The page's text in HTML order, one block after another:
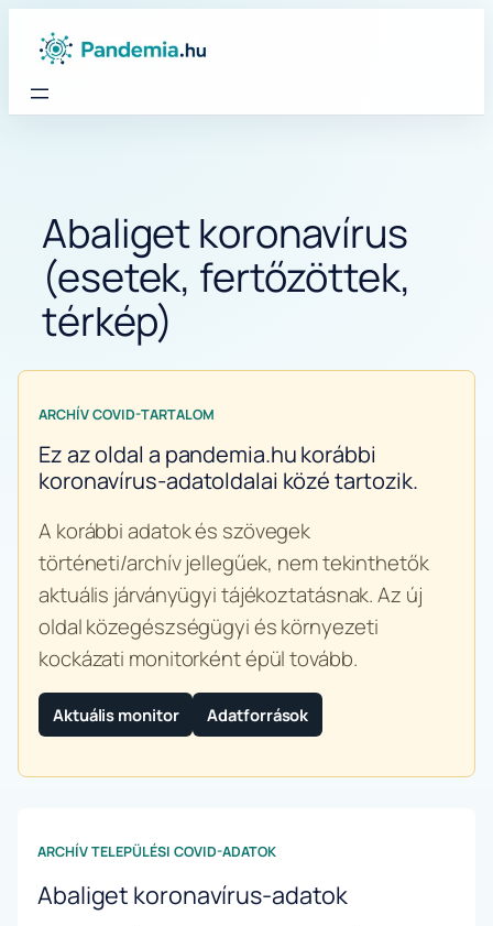
Abaliget koronavírus
(esetek, fertőzöttek,
térkép)
ARCHÍV COVID-TARTALOM
Ez az oldal a pandemia.hu korábbi
koronavírus-adatoldalai közé tartozik.
A korábbi adatok és szövegek
történeti/archív jellegűek, nem tekinthetők
aktuális járványügyi tájékoztatásnak. Az új
oldal közegészségügyi és környezeti
kockázati monitorként épül tovább.
Aktuális monitor Adatforrások
ARCHÍV TELEPÜLÉSI COVID-ADATOK
Abaliget koronavírus-adatok